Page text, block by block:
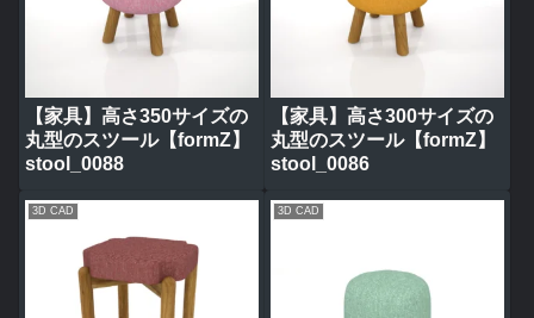
【家具】高さ350サイズの
丸型のスツール【formZ】
stool_0088
【家具】高さ300サイズの
丸型のスツール【formZ】
stool_0086
3D CAD 3D CAD